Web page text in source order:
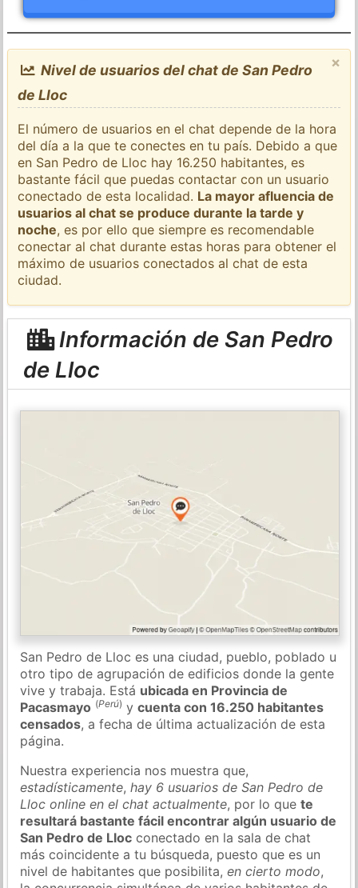
×
Nivel de usuarios del chat de San Pedro
de Lloc
El número de usuarios en el chat depende de la hora
del día a la que te conectes en tu país. Debido a que
en San Pedro de Lloc hay 16.250 habitantes, es
bastante fácil que puedas contactar con un usuario
conectado de esta localidad. La mayor afluencia de
usuarios al chat se produce durante la tarde y
noche, es por ello que siempre es recomendable
conectar al chat durante estas horas para obtener el
máximo de usuarios conectados al chat de esta
ciudad.
Información de San Pedro
de Lloc
San Pedro de Lloc es una ciudad, pueblo, poblado u
otro tipo de agrupación de edificios donde la gente
vive y trabaja. Está ubicada en Provincia de
Pacasmayo (Perú) ycuenta con 16.250 habitantes
censados, a fecha de última actualización de esta
página.
Nuestra experiencia nos muestra que,
estadísticamente,hay 6 usuarios de San Pedro de
Lloc online en el chat actualmente, por lo quete
resultará bastante fácil encontrar algún usuario de
San Pedro de Lloc conectado en la sala de chat
más coincidente a tu búsqueda, puesto que es un
nivel de habitantes que posibilita,en cierto modo,